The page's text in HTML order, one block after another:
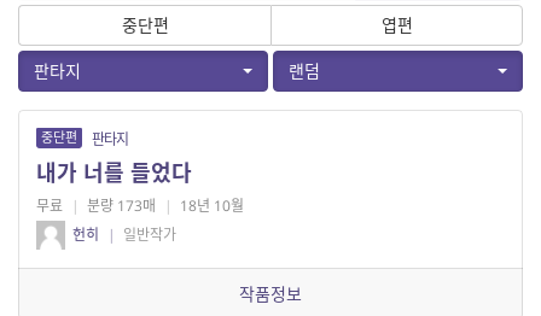
중단편
엽편
판타지
랜덤
중단편 판타지
내가 너를 들었다
무료 | 분량 173매 | 18년 10월
헌히
| 일반작가
작품정보